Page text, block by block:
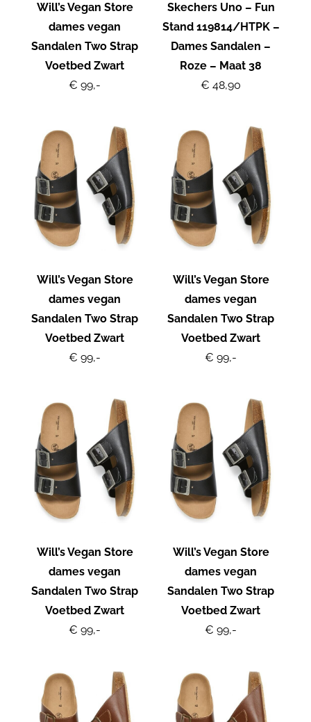
Will’s Vegan Store
dames vegan
Sandalen Two Strap
Voetbed Zwart
€ 99,-
Skechers Uno – Fun
Stand 119814/HTPK –
Dames Sandalen –
Roze – Maat 38
€ 48,90
Will’s Vegan Store
dames vegan
Sandalen Two Strap
Voetbed Zwart
€ 99,-
Will’s Vegan Store
dames vegan
Sandalen Two Strap
Voetbed Zwart
€ 99,-
Will’s Vegan Store
dames vegan
Sandalen Two Strap
Voetbed Zwart
€ 99,-
Will’s Vegan Store
dames vegan
Sandalen Two Strap
Voetbed Zwart
€ 99,-